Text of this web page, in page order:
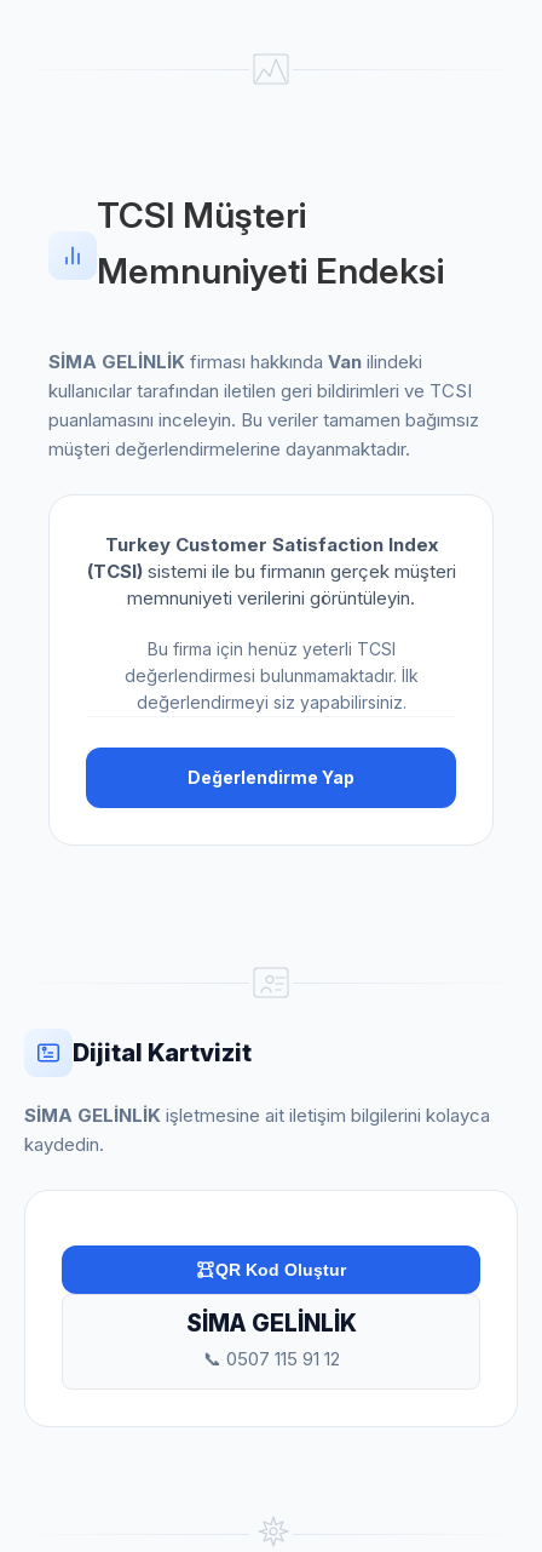
TCSI Müşteri
Memnuniyeti Endeksi
SİMA GELİNLİK firması hakkında Van ilindeki
kullanıcılar tarafından iletilen geri bildirimleri ve TCSI
puanlamasını inceleyin. Bu veriler tamamen bağımsız
müşteri değerlendirmelerine dayanmaktadır.
Turkey Customer Satisfaction Index
(TCSI)sistemi ile bu firmanın gerçek müşteri
memnuniyeti verilerini görüntüleyin.
Bu firma için henüz yeterli TCSI
değerlendirmesi bulunmamaktadır. İlk
değerlendirmeyi siz yapabilirsiniz.
Değerlendirme Yap
Dijital Kartvizit
SİMA GELİNLİK işletmesine ait iletişim bilgilerini kolayca
kaydedin.
QR Kod Oluştur
SİMA GELİNLİK
📞 0507 115 91 12